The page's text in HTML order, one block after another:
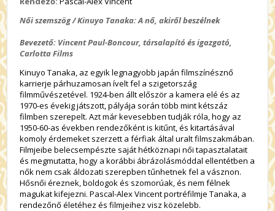
Női szemszög / Kinuyo Tanaka: A nő, akiről beszélnek
Bevezető: Vincent Paul-Boncour,társalapító és igazgató,
Carlotta Films
Kinuyo Tanaka, az egyik legnagyobb japán filmszínésznő
karrierje párhuzamosan ívelt fel a szigetország
filmművészetével. 1924-ben állt először a kamera elé és az
1970-es évekig játszott, pályája során több mint kétszáz
filmben szerepelt. Azt már kevesebben tudják róla, hogy az
1950-60-as években rendezőként is kitűnt, és kitartásával
komoly érdemeket szerzett a férfiak által uralt filmszakmában.
Filmjeibe belecsempészte saját hétköznapi női tapasztalatait
és megmutatta, hogy a korábbi ábrázolásmóddal ellentétben a
nők nem csak áldozati szerepben tűnhetnek fel a vásznon.
Hősnői éreznek, boldogok és szomorúak, és nem félnek
magukat kifejezni. Pascal-Alex Vincent portréfilmje Tanaka, a
rendezőnő életéhez és filmjeihez visz közelebb.